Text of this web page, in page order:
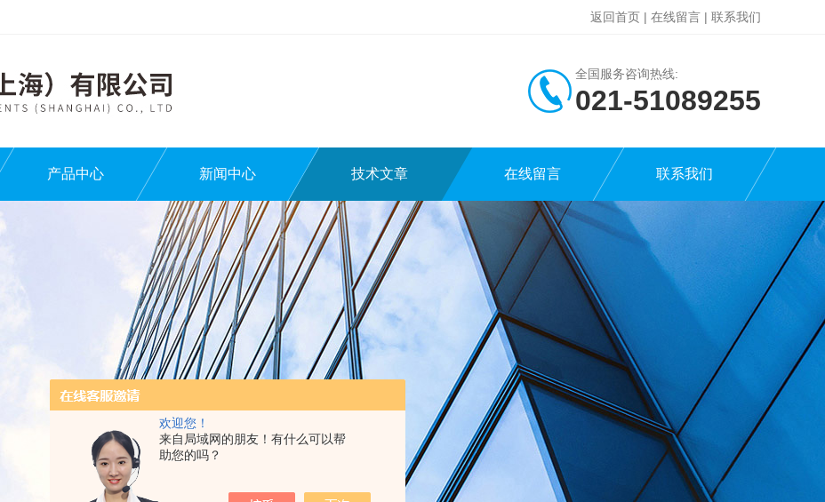
欢迎您！
来自局域网的朋友！有什么可以帮
助您的吗？
返回首页 | 在线留言 | 联系我们
全国服务咨询热线:
021-51089255
产品中心 新闻中心 技术文章 在线留言 联系我们